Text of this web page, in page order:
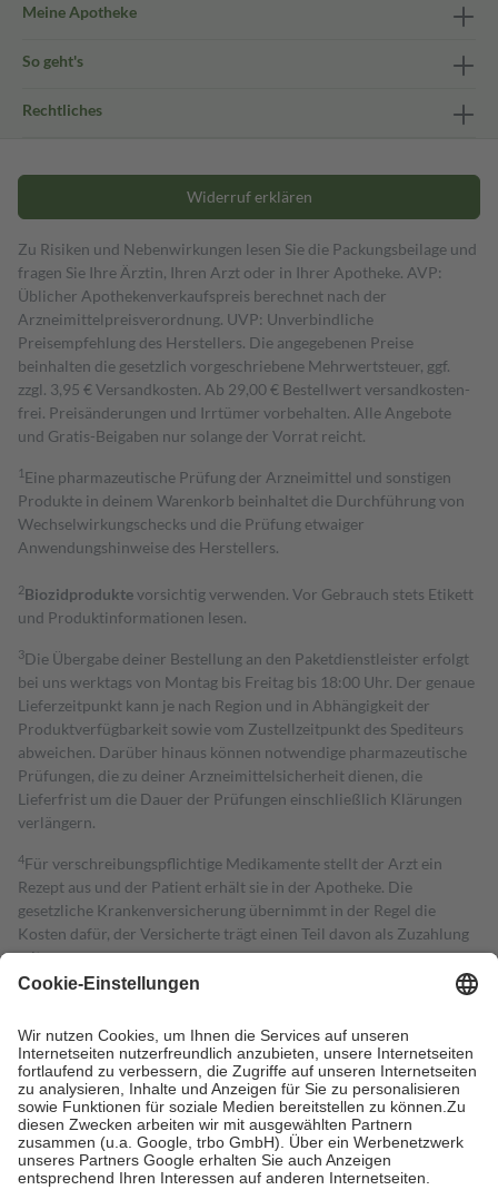
Meine Apotheke
So geht's
Rechtliches
Widerruf erklären
Zu Risiken und Nebenwirkungen lesen Sie die Packungsbeilage und
fragen Sie Ihre Ärztin, Ihren Arzt oder in Ihrer Apotheke. AVP:
Üblicher Apothekenverkaufspreis berechnet nach der
Arzneimittelpreisverordnung. UVP: Unverbindliche
Preisempfehlung des Herstellers. Die angegebenen Preise
beinhalten die gesetzlich vorgeschriebene Mehrwertsteuer, ggf.
zzgl. 3,95 € Versandkosten. Ab 29,00 € Bestell­wert versand­kosten­
frei. Preisänderungen und Irrtümer vorbehalten. Alle Angebote
und Gratis-Beigaben nur solange der Vorrat reicht.
1 Eine pharmazeutische Prüfung der Arzneimittel und sonstigen
Produkte in deinem Warenkorb beinhaltet die Durchführung von
Wechselwirkungschecks und die Prüfung etwaiger
Anwendungshinweise des Herstellers.
2Biozidproduktevorsichtig verwenden. Vor Gebrauch stets Etikett
und Produktinformationen lesen.
3Die Übergabe deiner Bestellung an den Paketdienstleister erfolgt
bei uns werktags von Montag bis Freitag bis 18:00 Uhr. Der genaue
Lieferzeitpunkt kann je nach Region und in Abhängigkeit der
Produktverfügbarkeit sowie vom Zustellzeitpunkt des Spediteurs
abweichen. Darüber hinaus können notwendige pharmazeutische
Prüfungen, die zu deiner Arzneimittelsicherheit dienen, die
Lieferfrist um die Dauer der Prüfungen einschließlich Klärungen
verlängern.
4Für verschreibungspflichtige Medikamente stellt der Arzt ein
Rezept aus und der Patient erhält sie in der Apotheke. Die
gesetzliche Krankenversicherung übernimmt in der Regel die
Kosten dafür, der Versicherte trägt einen Teil davon als Zuzahlung
mit.
Grundsätzlich leisten Mitglieder Zuzahlungen in Höhe von zehn
höchstens zehn Euro.
Es sind jedoch nie mehr als die tatsächlichen
Kosten der Leistung zu entrichten.
Diese Regeln gelten grundsätzlich auch für Online-Apotheken.
Bei Heilmitteln und häuslicher Krankenpflege beträgt die
Zuzahlung zehn Prozent der Kosten sowie zehn Euro je
Verordnung.
Um das Engagement der Versicherten für ihre eigene Gesundheit zu